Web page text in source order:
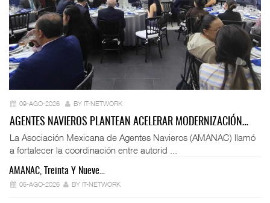
09-AGO-2026 BY IT-NETWORK
AGENTES NAVIEROS PLANTEAN ACELERAR MODERNIZACIÓN…
La Asociación Mexicana de Agentes Navieros (AMANAC) llamó
a fortalecer la coordinación entre autorid ...
AMANAC, Treinta Y Nueve…
05-AGO-2026 BY IT-NETWORK